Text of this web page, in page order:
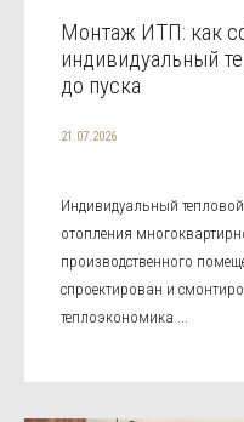
Монтаж ИТП: как
индивидуальный
до пуска
21.07.2026
Индивидуальный тепловой
отопления
производственного
спроектирован и
теплоэкономика ...